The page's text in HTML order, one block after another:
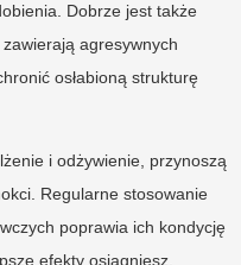
Dobrze jest także
agresywnych
osłabioną strukturę
i odżywienie, przynoszą
Regularne stosowanie
poprawia ich kondycję
efekty osiągniesz,